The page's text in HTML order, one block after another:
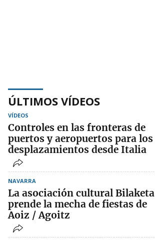
ÚLTIMOS VÍDEOS
VÍDEOS
Controles en las fronteras de
puertos y aeropuertos para los
desplazamientos desde Italia
NAVARRA
La asociación cultural Bilaketa
prende la mecha de fiestas de
Aoiz / Agoitz